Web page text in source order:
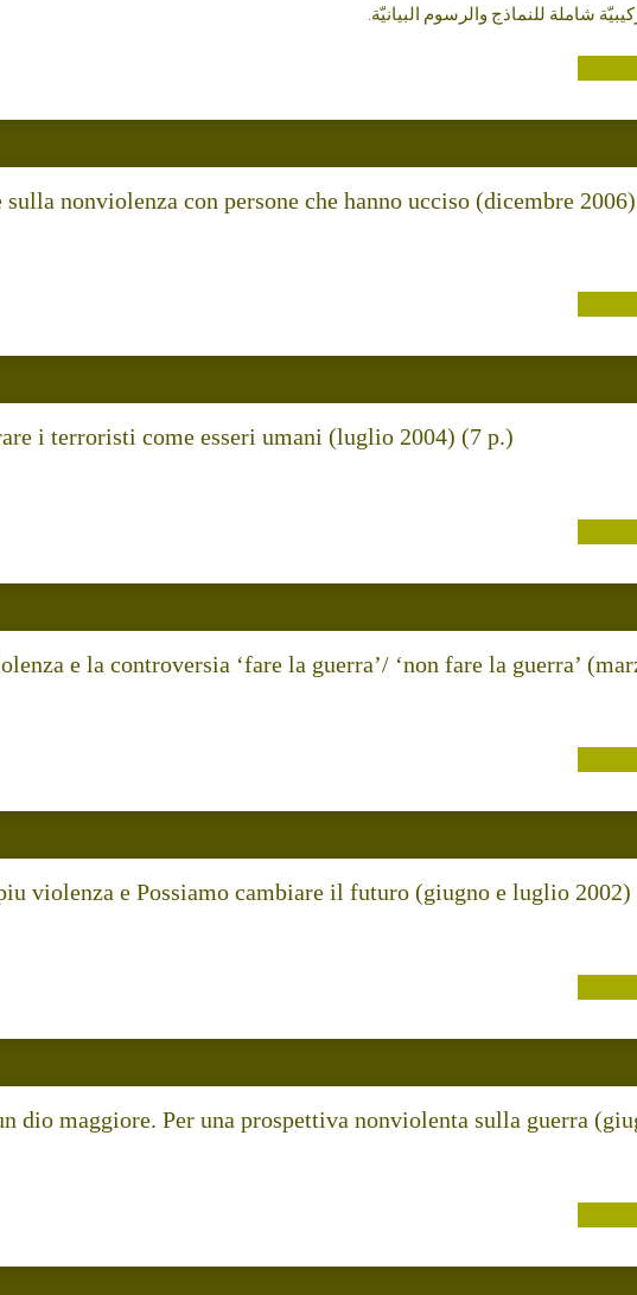
شاملة للنماذج والرسوم البيانيّة.
sulla nonviolenza con persone che hanno ucciso (dicembre
i terroristi come esseri umani (luglio 2004) (7 p.)
e la controversia ‘fare la guerra’/ ‘non fare la guerra’
violenza e Possiamo cambiare il futuro (giugno e luglio 2002)
dio maggiore. Per una prospettiva nonviolenta sulla guerra